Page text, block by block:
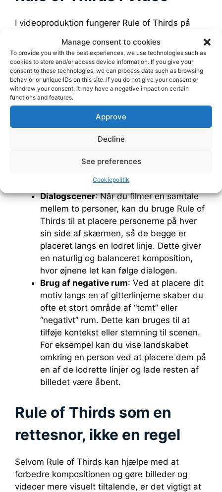
Manage consent to cookies
To provide you with the best experiences, we use technologies such as
cookies to store and/or access device information. If you give your
consent to these technologies, we can process data such as browsing
behavior or unique IDs on this site. If you do not give your consent or
withdraw your consent, it may have a negative impact on certain
functions and features.
Approve
Decline
See preferences
Cookiepolitik
I videoproduktion fungerer Rule of Thirds på
nogle yderligere overvejelser på grund af
bevægelse og timing. Her er nogle tips til at
bruge reglen effektivt i video:
Fokuspunktets bevægelse
fokuspunkt ændre sig over tid. Prøv at
planlægge din komposition, så det
af gitterlinjerne, eller passerer et
Dialogscener: Når du filmer en samtale
mellem to personer, kan du bruge Rule of
Thirds til at placere personerne på hver
sin side af skærmen, så de begge er
placeret langs en lodret linje. Dette giver
en naturlig og balanceret komposition,
hvor øjnene let kan følge dialogen.
Brug af negative rum: Ved at placere dit
motiv langs en af gitterlinjerne skaber du
ofte et stort område af “tomt” eller
“negativt” rum. Dette kan bruges til at
tilføje kontekst eller stemning til scenen.
For eksempel kan du vise landskabet
omkring en person ved at placere dem på
en af de lodrette linjer og lade resten af
billedet være åbent.
Rule of Thirds som en
rettesnor, ikke en regel
Selvom Rule of Thirds kan hjælpe med at
forbedre kompositionen og gøre billeder og
videoer mere visuelt tiltalende, er det vigtigt at